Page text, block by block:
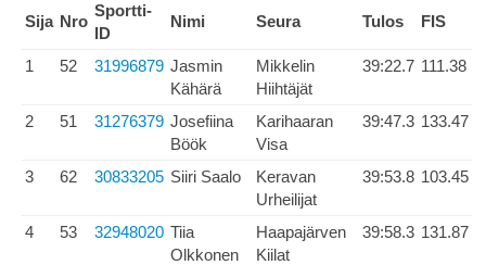
Sija Nro
Sportti-
ID
Nimi Seura Tulos FIS
1 52 31996879 Jasmin
Kähärä
Mikkelin
Hiihtäjät
39:22.7 111.38
2 51 31276379 Josefiina
Böök
Karihaaran
Visa
39:47.3 133.47
3 62 30833205 Siiri Saalo
Keravan
Urheilijat
39:53.8 103.45
4 53 32948020 Tiia
Olkkonen
Haapajärven
Kiilat
39:58.3 131.87